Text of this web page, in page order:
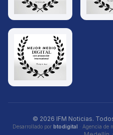
© 2026 IFM Noticias.
Desarrollado por btodigital · Agencia de